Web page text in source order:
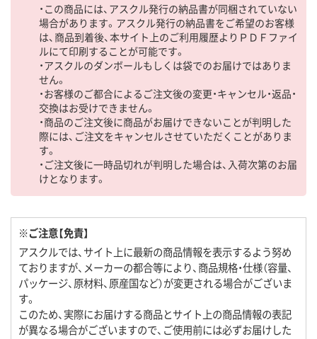
・この商品には、アスクル発行の納品書が同梱されていない
場合があります。アスクル発行の納品書をご希望のお客様
は、商品到着後、本サイト上のご利用履歴よりＰＤＦファイ
ルにて印刷することが可能です。
・アスクルのダンボールもしくは袋でのお届けではありま
せん。
・お客様のご都合によるご注文後の変更・キャンセル・返品・
交換はお受けできません。
・商品のご注文後に商品がお届けできないことが判明した
際には、ご注文をキャンセルさせていただくことがありま
す。
・ご注文後に一時品切れが判明した場合は、入荷次第のお届
けとなります。
※ご注意【免責】
アスクルでは、サイト上に最新の商品情報を表示するよう努め
ておりますが、メーカーの都合等により、商品規格・仕様（容量、
パッケージ、原材料、原産国など）が変更される場合がございま
す。
このため、実際にお届けする商品とサイト上の商品情報の表記
が異なる場合がございますので、ご使用前には必ずお届けした